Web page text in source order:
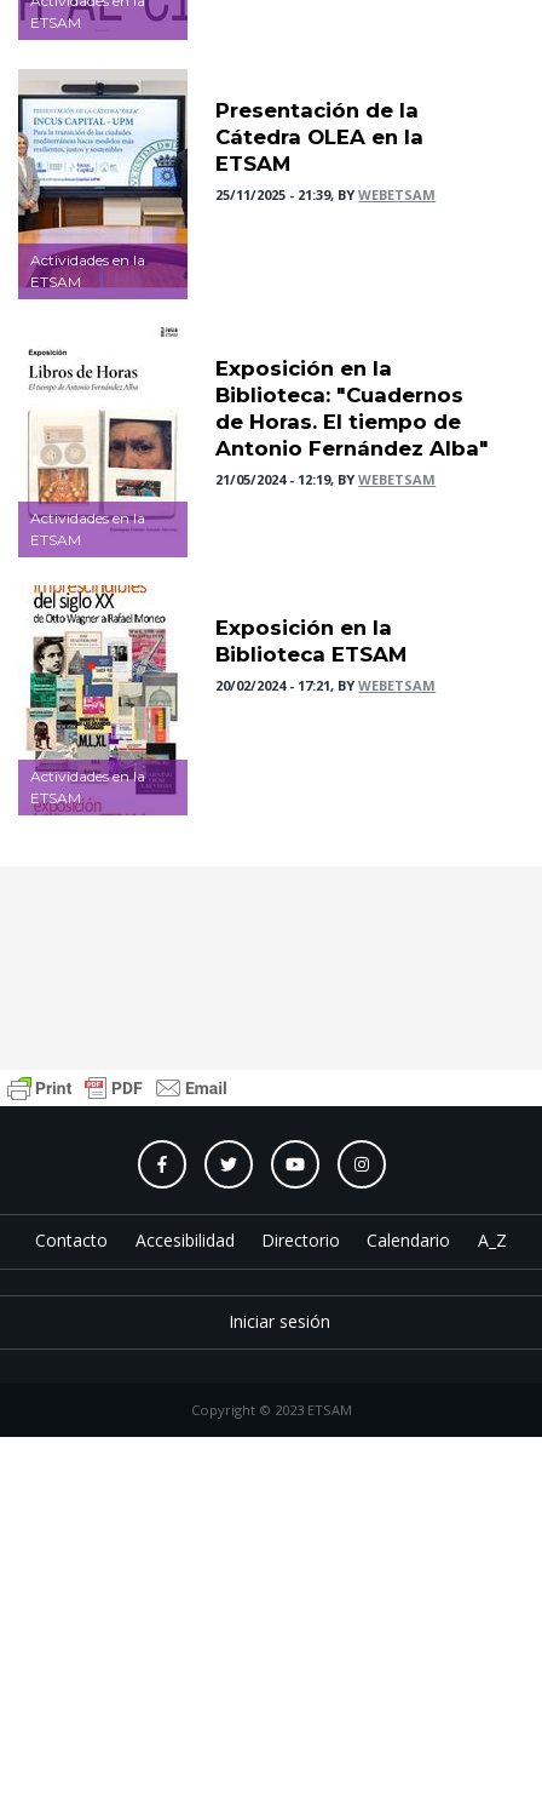
ETSAM
Actividades en la
ETSAM
Presentación de la
Cátedra OLEA en la
ETSAM
25/11/2025 - 21:39, BYWEBETSAM
Actividades en la
ETSAM
Exposición en la
Biblioteca: "Cuadernos
de Horas. El tiempo de
Antonio Fernández Alba"
21/05/2024 - 12:19, BYWEBETSAM
Actividades en la
ETSAM
Exposición en la
Biblioteca ETSAM
20/02/2024 - 17:21, BYWEBETSAM
Contacto Accesibilidad Directorio Calendario A_Z
Iniciar sesión
Copyright © 2023 ETSAM